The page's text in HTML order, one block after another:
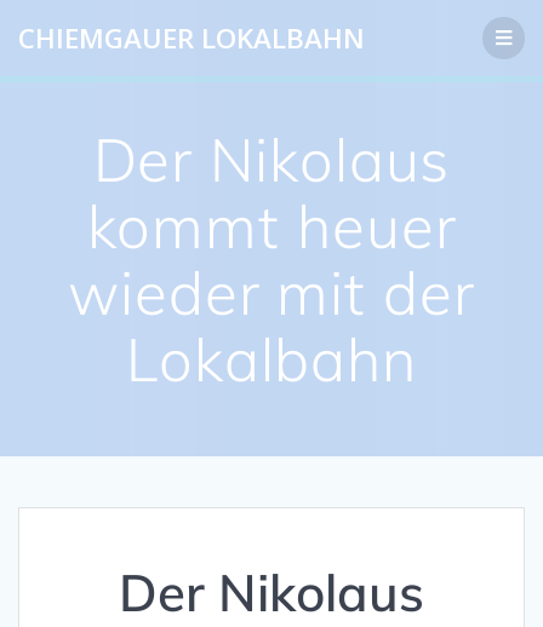
Inhalt
CHIEMGAUER LOKALBAHN
Der Nikolaus
kommt heuer
wieder mit der
Lokalbahn
Der Nikolaus